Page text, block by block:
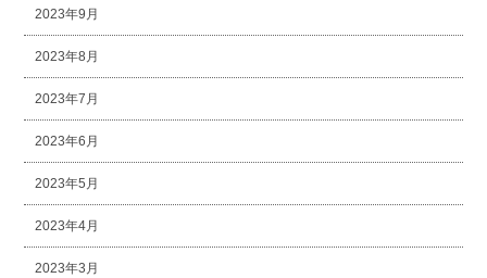
2023年9月
2023年8月
2023年7月
2023年6月
2023年5月
2023年4月
2023年3月